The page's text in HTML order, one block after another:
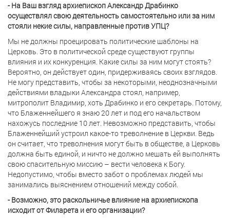
- На Ваш взгляд архиепископ Александр Драбинко
осуществлял свою деятельность самостоятельно или за ним
стояли некие силы, направленные против УПЦ?
Мы не должны проецировать политические шаблоны на
Церковь. Это в политической среде существуют группы
влияния и их конкуренция. Какие силы за ним могут стоять?
Вероятно, он действует один, придерживаясь своих взглядов.
Не могу представить, чтобы за некоторыми, неоднозначными
действиями владыки Александра стоял, например,
митрополит Владимир, хоть Драбинко и его секретарь. Потому,
что Блаженнейшего я знаю 20 лет и под его начальством
нахожусь последние 10 лет. Невозможно представить, чтобы
Блаженнейший устроил какое-то треволнение в Церкви. Ведь
он считает, что треволнения могут быть в обществе, а Церковь
должна быть единой, и ничто не должно мешать ей выполнять
свою спасительную миссию – вести человека к Богу.
Недопустимо, чтобы вместо забот о проблемах людей мы
занимались выяснением отношений между собой.
- Возможно, это раскольничье влияние на архиепископа
исходит от Филарета и его организации?